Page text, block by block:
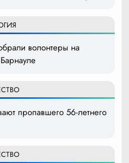
волонтеры на
пропавшего 56-летнего